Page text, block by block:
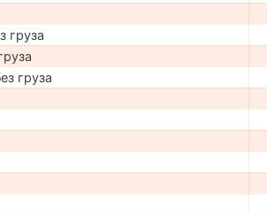
груза
груза